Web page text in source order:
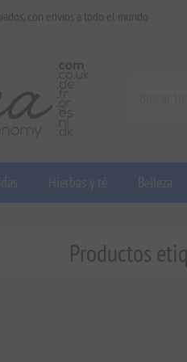
con envíos a todo el mundo
Hierbas y té Belleza
Productos